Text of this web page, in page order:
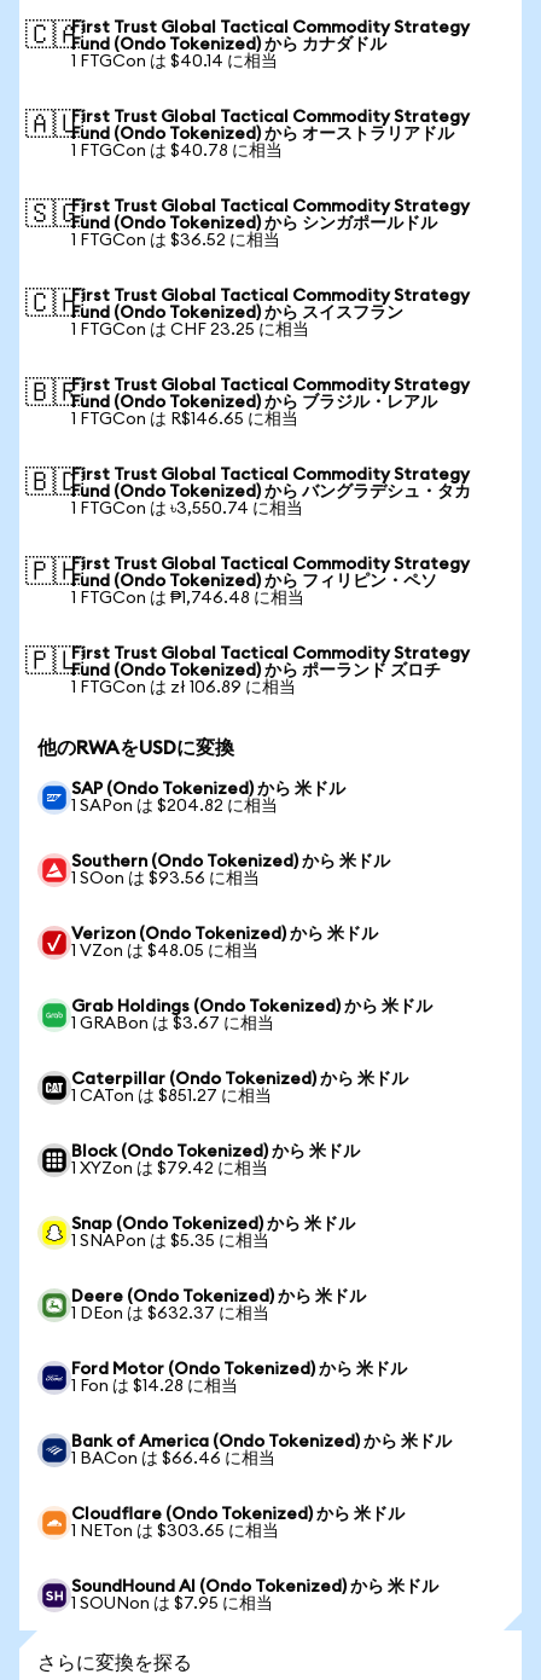
🇨🇦First Trust Global Tactical Commodity Strategy
Fund (Ondo Tokenized) から カナダドル
1 FTGCon は $40.14 に相当
🇦🇺First Trust Global Tactical Commodity Strategy
Fund (Ondo Tokenized) から オーストラリアドル
1 FTGCon は $40.78 に相当
🇸🇬First Trust Global Tactical Commodity Strategy
Fund (Ondo Tokenized) から シンガポールドル
1 FTGCon は $36.52 に相当
🇨🇭First Trust Global Tactical Commodity Strategy
Fund (Ondo Tokenized) から スイスフラン
1 FTGCon は CHF 23.25 に相当
🇧🇷First Trust Global Tactical Commodity Strategy
Fund (Ondo Tokenized) から ブラジル・レアル
1 FTGCon は R$146.65 に相当
🇧🇩First Trust Global Tactical Commodity Strategy
Fund (Ondo Tokenized) から バングラデシュ・タカ
1 FTGCon は ৳3,550.74 に相当
🇵🇭First Trust Global Tactical Commodity Strategy
Fund (Ondo Tokenized) から フィリピン・ペソ
1 FTGCon は ₱1,746.48 に相当
🇵🇱First Trust Global Tactical Commodity Strategy
Fund (Ondo Tokenized) から ポーランド ズロチ
1 FTGCon は zł 106.89 に相当
他のRWAをUSDに変換
SAP (Ondo Tokenized) から 米ドル
1 SAPon は $204.82 に相当
Southern (Ondo Tokenized) から 米ドル
1 SOon は $93.56 に相当
Verizon (Ondo Tokenized) から 米ドル
1 VZon は $48.05 に相当
Grab Holdings (Ondo Tokenized) から 米ドル
1 GRABon は $3.67 に相当
Caterpillar (Ondo Tokenized) から 米ドル
1 CATon は $851.27 に相当
Block (Ondo Tokenized) から 米ドル
1 XYZon は $79.42 に相当
Snap (Ondo Tokenized) から 米ドル
1 SNAPon は $5.35 に相当
Deere (Ondo Tokenized) から 米ドル
1 DEon は $632.37 に相当
Ford Motor (Ondo Tokenized) から 米ドル
1 Fon は $14.28 に相当
Bank of America (Ondo Tokenized) から 米ドル
1 BACon は $66.46 に相当
Cloudflare (Ondo Tokenized) から 米ドル
1 NETon は $303.65 に相当
SoundHound AI (Ondo Tokenized) から 米ドル
1 SOUNon は $7.95 に相当
さらに変換を探る